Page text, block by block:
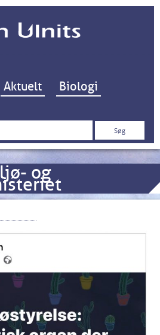
Hop til indhold
Aktuelt Biologi
og